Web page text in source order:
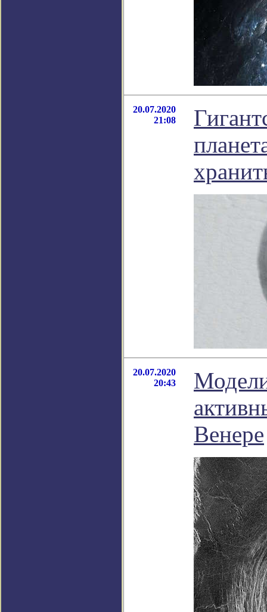
20.07.2020
21:08
20.07.2020
20:43
Венере